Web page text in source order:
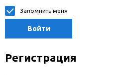
Запомнить меня
Войти
Регистрация